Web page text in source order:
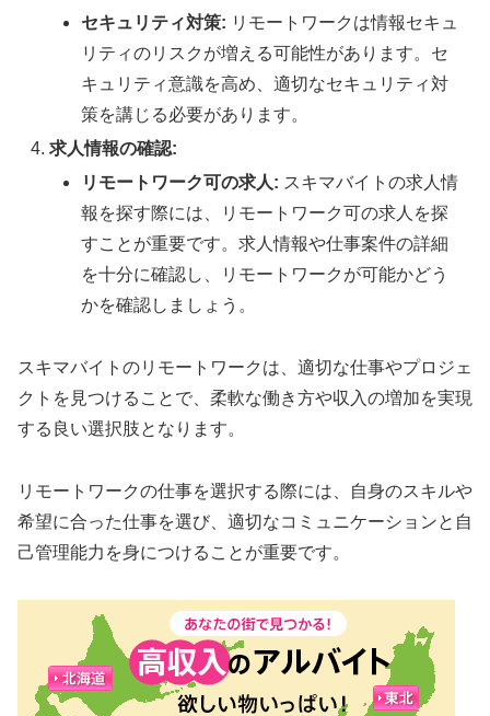
セキュリティ対策: リモートワークは情報セキュ
リティのリスクが増える可能性があります。セ
キュリティ意識を高め、適切なセキュリティ対
策を講じる必要があります。
求人情報の確認:
リモートワーク可の求人: スキマバイトの求人情
報を探す際には、リモートワーク可の求人を探
すことが重要です。求人情報や仕事案件の詳細
を十分に確認し、リモートワークが可能かどう
かを確認しましょう。
スキマバイトのリモートワークは、適切な仕事やプロジェ
クトを見つけることで、柔軟な働き方や収入の増加を実現
する良い選択肢となります。
リモートワークの仕事を選択する際には、自身のスキルや
希望に合った仕事を選び、適切なコミュニケーションと自
己管理能力を身につけることが重要です。